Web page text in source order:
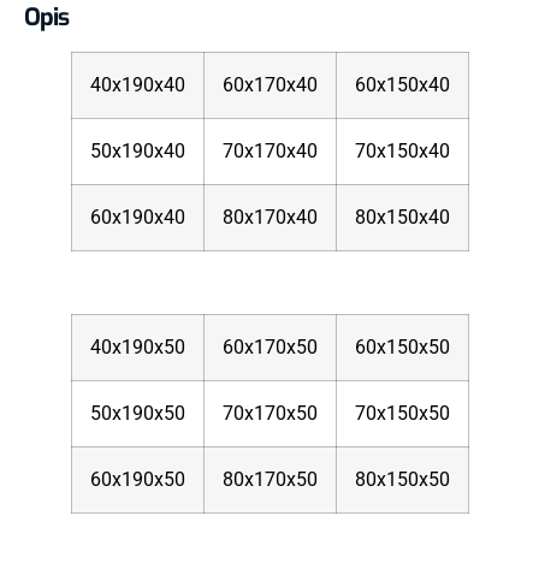
Opis
40x190x40 60x170x40 60x150x40
50x190x40 70x170x40 70x150x40
60x190x40 80x170x40 80x150x40
40x190x50 60x170x50 60x150x50
50x190x50 70x170x50 70x150x50
60x190x50 80x170x50 80x150x50